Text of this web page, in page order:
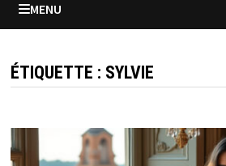
MENU
ÉTIQUETTE : SYLVIE